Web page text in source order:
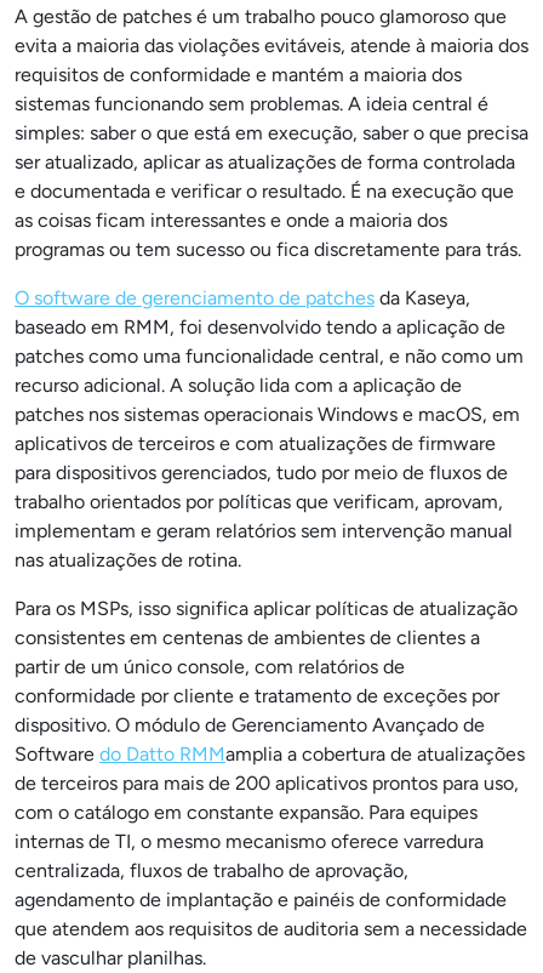
A gestão de patches é um trabalho pouco glamoroso que
evita a maioria das violações evitáveis, atende à maioria dos
requisitos de conformidade e mantém a maioria dos
sistemas funcionando sem problemas. A ideia central é
simples: saber o que está em execução, saber o que precisa
ser atualizado, aplicar as atualizações de forma controlada
e documentada e verificar o resultado. É na execução que
as coisas ficam interessantes e onde a maioria dos
programas ou tem sucesso ou fica discretamente para trás.
O software de gerenciamento de patches da Kaseya,
baseado em RMM, foi desenvolvido tendo a aplicação de
patches como uma funcionalidade central, e não como um
recurso adicional. A solução lida com a aplicação de
patches nos sistemas operacionais Windows e macOS, em
aplicativos de terceiros e com atualizações de firmware
para dispositivos gerenciados, tudo por meio de fluxos de
trabalho orientados por políticas que verificam, aprovam,
implementam e geram relatórios sem intervenção manual
nas atualizações de rotina.
Para os MSPs, isso significa aplicar políticas de atualização
consistentes em centenas de ambientes de clientes a
partir de um único console, com relatórios de
conformidade por cliente e tratamento de exceções por
dispositivo. O módulo de Gerenciamento Avançado de
Software do Datto RMMamplia a cobertura de atualizações
de terceiros para mais de 200 aplicativos prontos para uso,
com o catálogo em constante expansão. Para equipes
internas de TI, o mesmo mecanismo oferece varredura
centralizada, fluxos de trabalho de aprovação,
agendamento de implantação e painéis de conformidade
que atendem aos requisitos de auditoria sem a necessidade
de vasculhar planilhas.